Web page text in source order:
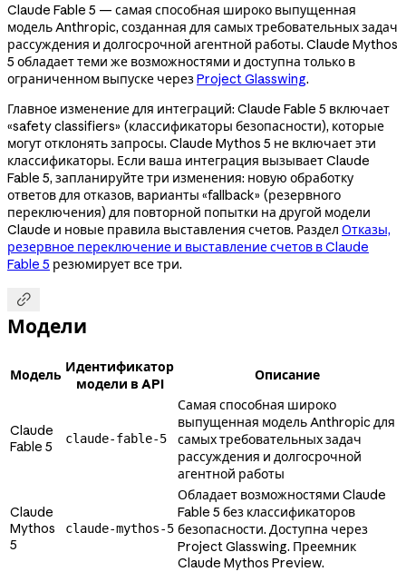
Claude Fable 5 — самая способная широко выпущенная
модель Anthropic, созданная для самых требовательных задач
рассуждения и долгосрочной агентной работы. Claude Mythos
5 обладает теми же возможностями и доступна только в
ограниченном выпуске черезProject Glasswing.
Главное изменение для интеграций: Claude Fable 5 включает
«safety classifiers» (классификаторы безопасности), которые
могут отклонять запросы. Claude Mythos 5 не включает эти
классификаторы. Если ваша интеграция вызывает Claude
Fable 5, запланируйте три изменения: новую обработку
ответов для отказов, варианты «fallback» (резервного
переключения) для повторной попытки на другой модели
Claude и новые правила выставления счетов. Раздел Отказы,
резервное переключение и выставление счетов в Claude
Fable 5 резюмирует все три.

Модели
Модель Идентификатор
модели в API
Описание
Claude
Fable 5
claude-fable-5
Самая способная широко
выпущенная модель Anthropic для
самых требовательных задач
рассуждения и долгосрочной
агентной работы
Claude
Mythos
5
claude-mythos-5
Обладает возможностями Claude
Fable 5 без классификаторов
безопасности. Доступна через
Project Glasswing. Преемник
Claude Mythos Preview.